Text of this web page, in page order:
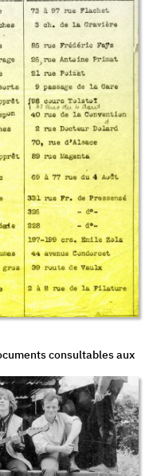
consultables aux